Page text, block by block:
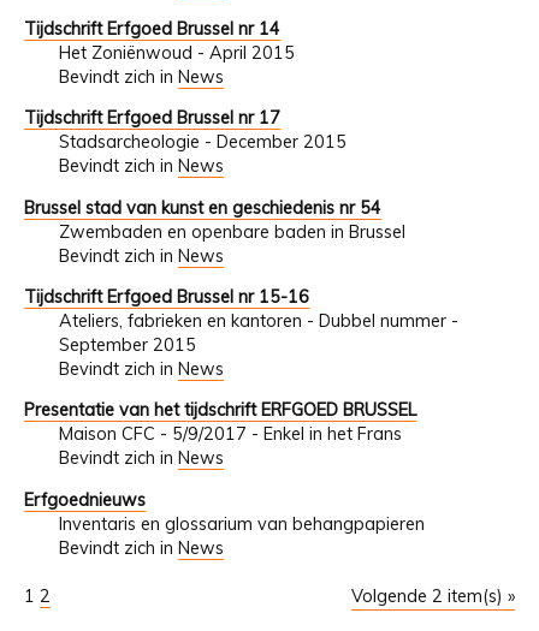
Tijdschrift Erfgoed Brussel nr 14
Het Zoniënwoud - April 2015
Bevindt zich in News
Tijdschrift Erfgoed Brussel nr 17
Stadsarcheologie - December 2015
Bevindt zich in News
Brussel stad van kunst en geschiedenis nr 54
Zwembaden en openbare baden in Brussel
Bevindt zich in News
Tijdschrift Erfgoed Brussel nr 15-16
Ateliers, fabrieken en kantoren - Dubbel nummer -
September 2015
Bevindt zich in News
Presentatie van het tijdschrift ERFGOED BRUSSEL
Maison CFC - 5/9/2017 - Enkel in het Frans
Bevindt zich in News
Erfgoednieuws
Inventaris en glossarium van behangpapieren
Bevindt zich in News
Volgende 2 item(s) »
1 2